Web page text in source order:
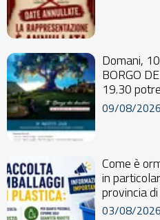
Domani,
BORGO
19.30
gustando...
09/08/2026
Come è
in
provincia
difficoltà...
03/08/2026